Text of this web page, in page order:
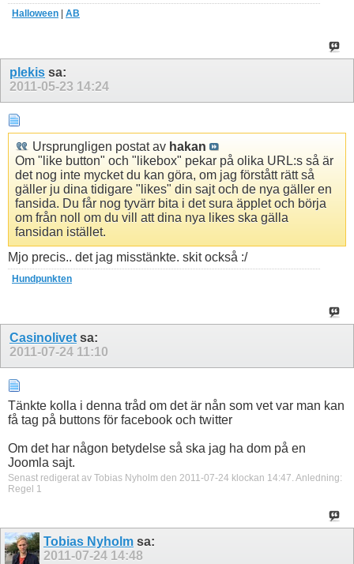
Halloween AB
plekis sa:
2011-05-23 14:24
Ursprungligen postat av hakan
Om "like button" och "likebox" pekar på olika URL:s så är
det nog inte mycket du kan göra, om jag förstått rätt så
gäller ju dina tidigare "likes" din sajt och de nya gäller en
fansida. Du får nog tyvärr bita i det sura äpplet och börja
om från noll om du vill att dina nya likes ska gälla
fansidan istället.
Mjo precis.. det jag misstänkte. skit också :/
Hundpunkten
Casinolivet sa:
2011-07-24 11:10
Tänkte kolla i denna tråd om det är nån som vet var man kan
få tag på buttons för facebook och twitter
Om det har någon betydelse så ska jag ha dom på en
Joomla sajt.
Senast redigerat av Tobias Nyholm den 2011-07-24 klockan 14:47 Anledning:
Regel 1
Tobias Nyholm sa:
2011-07-24 14:48